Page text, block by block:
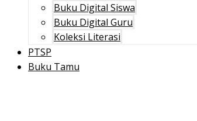
Buku Digital Siswa
Buku Digital Guru
Koleksi Literasi
PTSP
Buku Tamu